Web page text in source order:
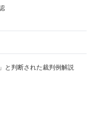
と判断された裁判例解説